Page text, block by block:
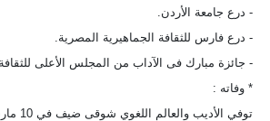
- درع جامعة الأردن.
- درع فارس للثقافة الجماهيرية المصرية.
- جائزة مبارك فى الآداب من المجلس الأعلى للثقافة،
* وفاته :
توفي الأديب والعالم اللغوي شوقى ضيف في 10 مارس عام 2005.